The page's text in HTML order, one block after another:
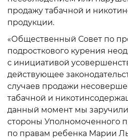
продажу табачной и
продукции.
«Общественный Совет по
подросткового курения
с инициативой
действующее
случаев продажи
табачной и
данный момент мы
стороны Уполномоченного
по правам ребенка Марии